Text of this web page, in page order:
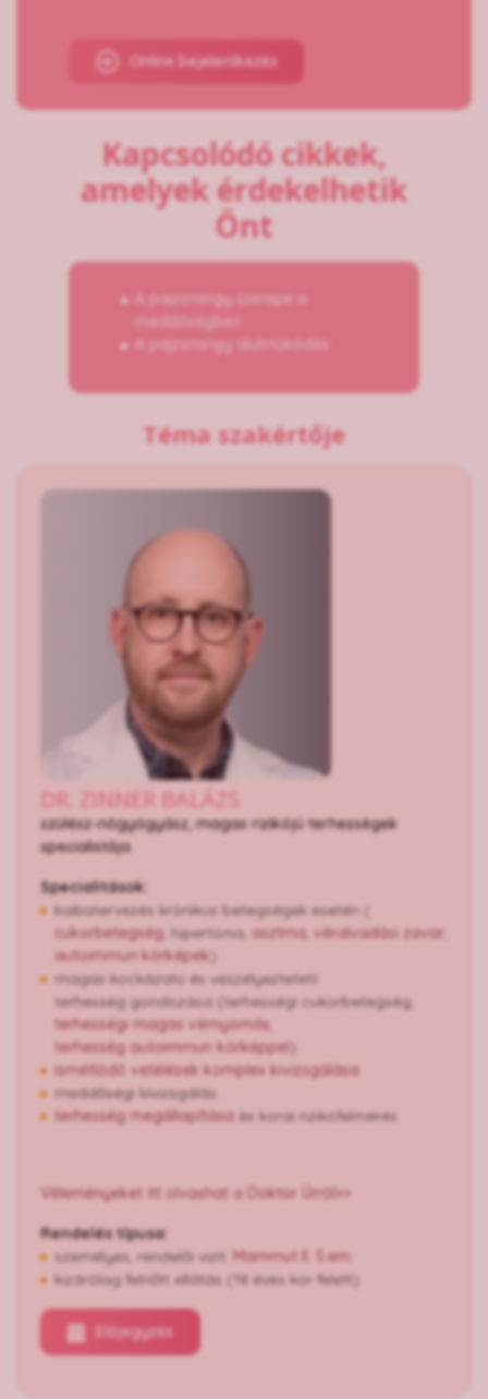
Online bejelentkezés
Kapcsolódó cikkek,
amelyek érdekelhetik
Önt
A pajzsmirigy szerepe a
meddőségben
A pajzsmirigy alulműködés
Téma szakértője
DR. ZINNER BALÁZS
szülész-nőgyógyász, magas rizikójú terhességek
specialistája
Specialitások:
babatervezés krónikus betegségek esetén (
cukorbetegség, hipertónia, asztma véralvadási zavar
autoimmun kórképek
magas kockázatú és veszélyeztetett
terhesség gondozása (terhességi cukorbetegség,
terhességi magas vérnyomás
terhesség autoimmun kórképpel
​​​​​​ismétlődő vetélések komplex kivizsgálása
meddőségi kivizsgálás
terhesség megállapítása és korai rizikófelmérés
Véleményeket itt olvashat a Doktor Úrról>>
Rendelés típusa:
személyes, rendelői vizit: Mammut II. 5.em.
kizárólag felnőtt ellátás (18 éves kor felett)
Előjegyzés